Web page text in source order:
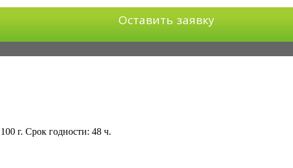
Оставить заявку
Срок годности: 48 ч.